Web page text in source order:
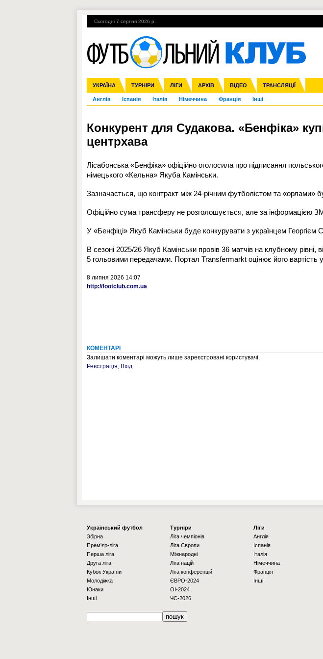
Сьогодні 7 серпня 2026 р.
УКРАЇНА ТУРНІРИ ЛІГИ АРХІВ ВІДЕО ТРАНСЛЯЦІЇ
Збірна Прем'єр-ліга Перша ліга Друга ліга Кубок України
Ліга чемпіонів Ліга Європи Міжнародні Ліга націй Ліга конференцій
Англія Іспанія Італія Німеччина Франція Інші
ЧС-2014 ЄВРО-2016 Росія Кубок конфедерацій ЧЄ-2015 (U-21)
Гарячі теми УПЛ, 1-й тур ВІЙНА УПЛ-ПЕРЕХОДИ
Конкурент для Судакова. «Бенфіка»
центрхава
Лісабонська «Бенфіка» офіційно оголосила про підписання
німецького «Кельна» Якуба Камінськи.
Зазначається, що контракт між 24-річним футболістом та «орлами»
Офіційно сума трансферу не розголошується, але за інформацією
У «Бенфіці» Якуб Камінськи буде конкурувати з українцем Георгієм
В сезоні 2025/26 Якуб Камінськи провів 36 матчів на клубному
5 гольовими передачами. Портал Transfermarkt оцінює його вартість
8 липня 2026 14:07
http://footclub.com.ua
КОМЕНТАРІ
Залишати коментарі можуть лише зареєстровані користувачі.
Реєстрація, Вхід
Українcький футбол
Збірна
Прем'єр-ліга
Перша ліга
Друга ліга
Кубок України
Молодіжка
Юнаки
Інші
Турніри
Ліга чемпіонів
Ліга Європи
Міжнародні
Ліга націй
Ліга конференцій
ЄВРО-2024
OI-2024
ЧС-2026
Ліги
Англія
Іспанія
Італія
Німеччина
Франція
Інші